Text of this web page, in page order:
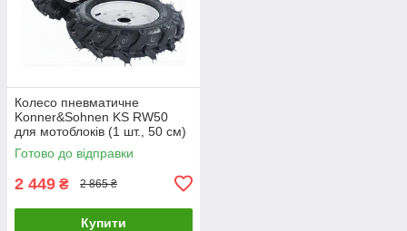
Колесо пневматичне
Konner&Sohnen KS RW50
для мотоблоків (1 шт., 50 см)
Готово до відправки
2 449 ₴ 2 865 ₴
Купити